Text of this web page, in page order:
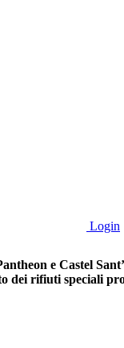
Login
e Castel
dei rifiuti speciali